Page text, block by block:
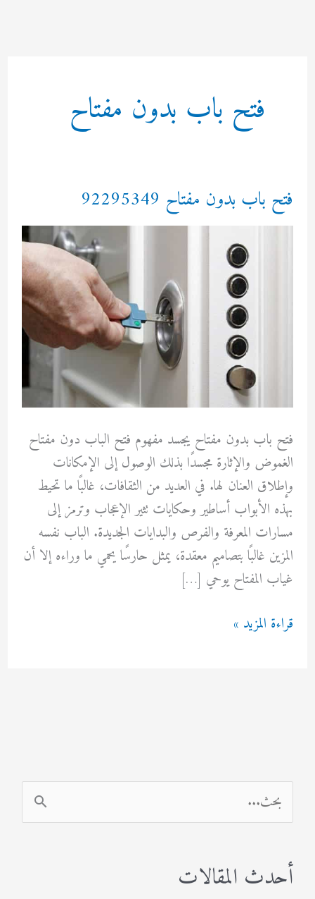
فتح باب بدون مفتاح
فتح باب بدون مفتاح 92295349
فتح باب بدون مفتاح يجسد مفهوم فتح الباب دون مفتاح
الغموض والإثارة مجسدًا بذلك الوصول إلى الإمكانات
وإطلاق العنان لها. في العديد من الثقافات، غالبًا ما تحيط
بهذه الأبواب أساطير وحكايات تثير الإعجاب وترمز إلى
مسارات المعرفة والفرص والبدايات الجديدة. الباب نفسه
المزين غالبًا بتصاميم معقدة، يمثل حارسًا يحمي ما وراءه إلا أن
غياب المفتاح يوحي […]
فتح
قراءة المزيد »
ل
ح
أحدث المقالات